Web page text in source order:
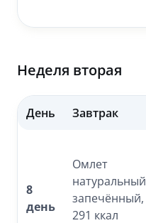
Неделя вторая
День Завтрак
8
день
Омлет
натуральный
запечённый,
291 ккал